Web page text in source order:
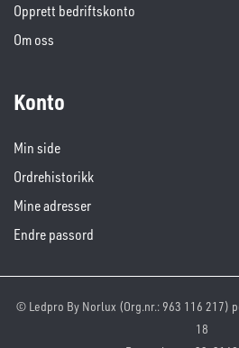
Opprett bedriftskonto
Om oss
Konto
Min side
Ordrehistorikk
Mine adresser
Endre passord
© Ledpro By Norlux (Org.nr.: 963 116 217)
18